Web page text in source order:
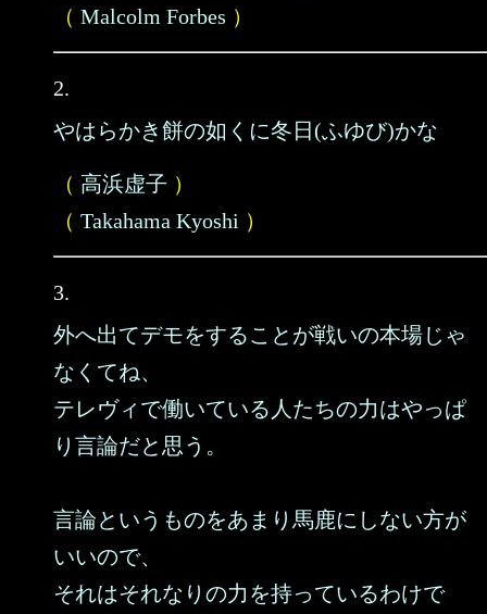
（ Malcolm Forbes ）
2.
やはらかき餅の如くに冬日(ふゆび)かな
（ 高浜虚子 ）
（ Takahama Kyoshi ）
3.
外へ出てデモをすることが戦いの本場じゃ
なくてね、
テレヴィで働いている人たちの力はやっぱ
り言論だと思う。
言論というものをあまり馬鹿にしない方が
いいので、
それはそれなりの力を持っているわけで